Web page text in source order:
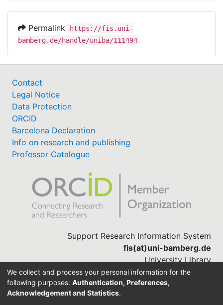
Permalink
https://fis.uni-
bamberg.de/handle/uniba/111494
Contact
Legal Notice
Data Protection
ORCID
Barcelona Declaration
Info on research and publishing
Professor Catalogue
Support Research Information System
fis(at)uni-bamberg.de
University Library
(0951) 863-1568
We collect and process your personal information for the
following purposes: Authentication, Preferences,
Acknowledgement and Statistics.